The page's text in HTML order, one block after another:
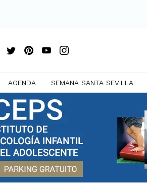
AGENDA SEMANA SANTA SEVILLA